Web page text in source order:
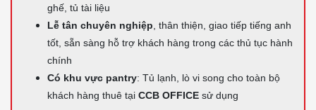
ghế, tủ tài liệu
Lễ tân chuyên nghiệp, thân thiện, giao tiếp tiếng anh
tốt, sẵn sàng hỗ trợ khách hàng trong các thủ tục hành
chính
Có khu vực pantry: Tủ lạnh, lò vi song cho toàn bộ
khách hàng thuê tại CCB OFFICE sử dụng